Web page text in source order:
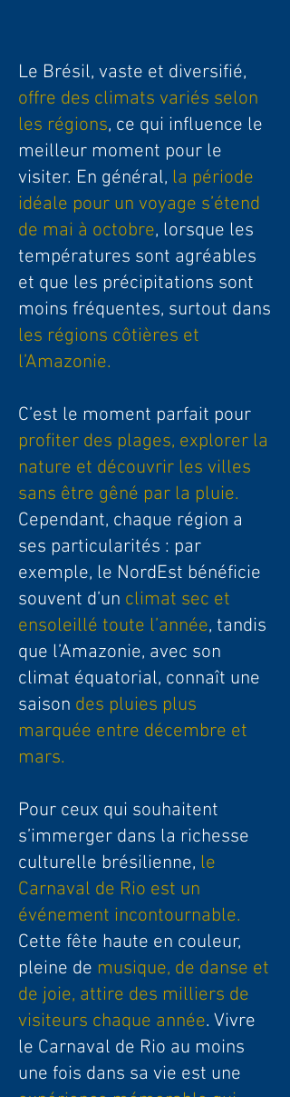
Le Brésil, vaste et diversifié,
offre des climats variés selon
les régions, ce qui influence le
meilleur moment pour le
visiter. En général, la période
idéale pour un voyage s’étend
de mai à octobre, lorsque les
températures sont agréables
et que les précipitations sont
moins fréquentes, surtout dans
les régions côtières et
l’Amazonie.
C’est le moment parfait pour
profiter des plages, explorer la
nature et découvrir les villes
sans être gêné par la pluie.
Cependant, chaque région a
ses particularités : par
exemple, le NordEst bénéficie
souvent d’un climat sec et
ensoleillé toute l’année, tandis
que l’Amazonie, avec son
climat équatorial, connaît une
saison des pluies plus
marquée entre décembre et
mars.
Pour ceux qui souhaitent
s’immerger dans la richesse
culturelle brésilienne, le
Carnaval de Rio est un
événement incontournable.
Cette fête haute en couleur,
pleine de musique, de danse et
de joie, attire des milliers de
visiteurs chaque année. Vivre
le Carnaval de Rio au moins
une fois dans sa vie est une